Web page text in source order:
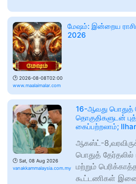
🕑 2026-08-08T02:00
www.maalaimalar.com
மேஷம்: இன்றைய
2026
🕑 Sat, 08 Aug 2026
vanakkammalaysia.com.my
16-ஆவது பொதுத்
தொகுதிகளுடன்
கைப்பற்றலாம்;
ஆகஸ்ட்-
பொதுத்
மற்றும்
கூட்டணிகள்